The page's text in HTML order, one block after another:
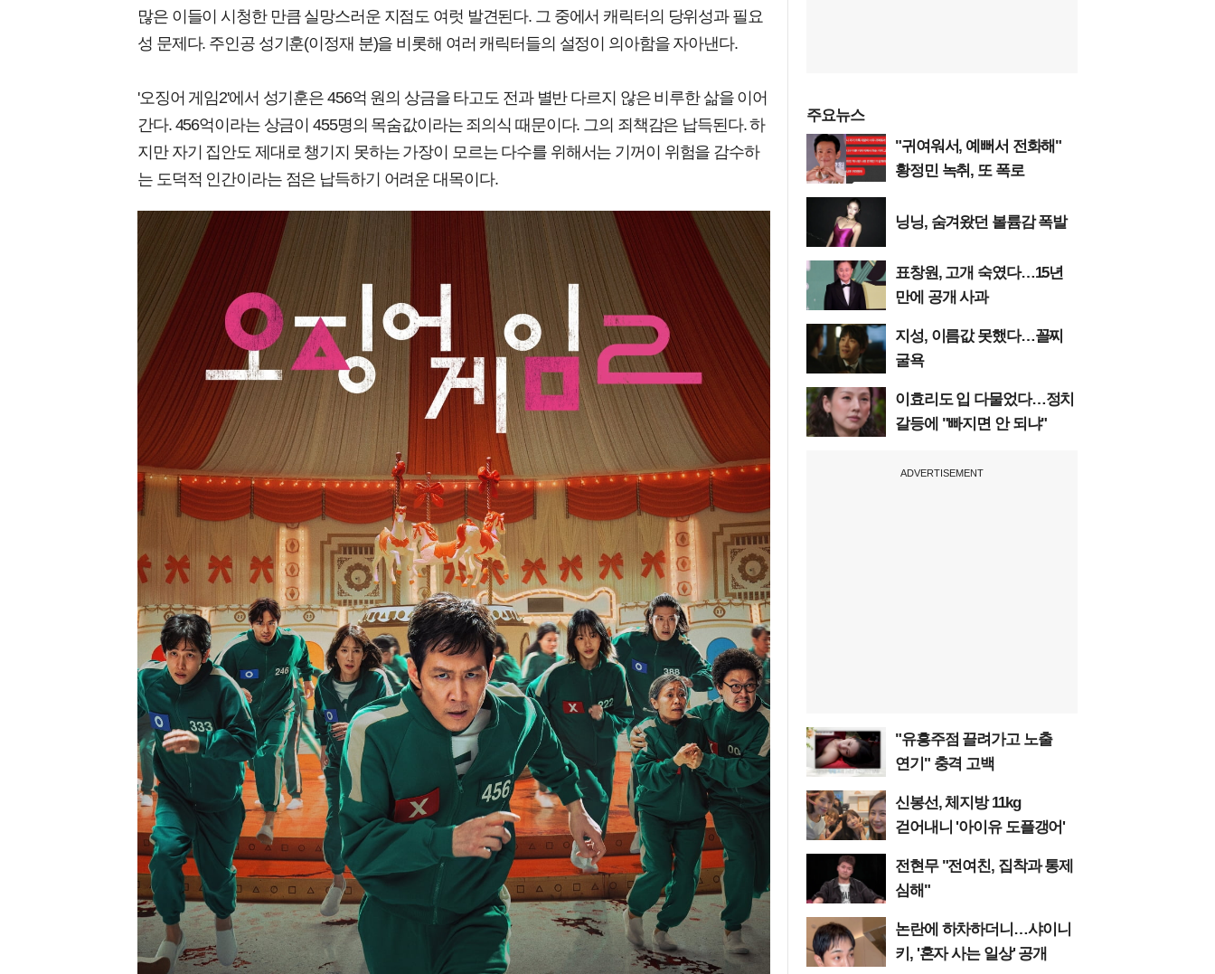
많은 이들이 시청한 만큼 실망스러운 지점도 여럿 발견된다. 그 중에서 캐릭터의 당위성과 필요
성 문제다. 주인공 성기훈(이정재 분)을 비롯해 여러 캐릭터들의 설정이 의아함을 자아낸다.
'오징어 게임2'에서 성기훈은 456억 원의 상금을 타고도 전과 별반 다르지 않은 비루한 삶을 이어
간다. 456억이라는 상금이 455명의 목숨값이라는 죄의식 때문이다. 그의 죄책감은 납득된다. 하
지만 자기 집안도 제대로 챙기지 못하는 가장이 모르는 다수를 위해서는 기꺼이 위험을 감수하
는 도덕적 인간이라는 점은 납득하기 어려운 대목이다.
주요뉴스
"귀여워서, 예뻐서 전화해"
황정민 녹취, 또 폭로
닝닝, 숨겨왔던 볼륨감 폭발
표창원, 고개 숙였다…15년
만에 공개 사과
지성, 이름값 못했다…꼴찌
굴욕
이효리도 입 다물었다…정치
갈등에 "빠지면 안 되냐"
ADVERTISEMENT
"유흥주점 끌려가고 노출
연기" 충격 고백
신봉선, 체지방 11kg
걷어내니 '아이유 도플갱어'
전현무 "전여친, 집착과 통제
심해"
논란에 하차하더니…샤이니
키, '혼자 사는 일상' 공개